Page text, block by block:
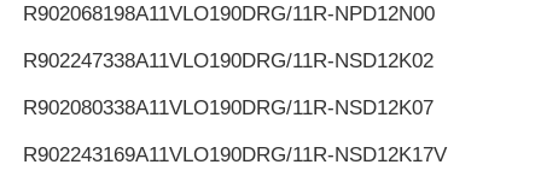
R902068198A11VLO190DRG/11R-NPD12N00
R902247338A11VLO190DRG/11R-NSD12K02
R902080338A11VLO190DRG/11R-NSD12K07
R902243169A11VLO190DRG/11R-NSD12K17V